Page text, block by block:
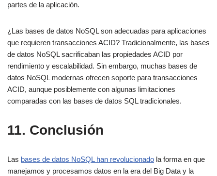
partes de la aplicación.
¿Las bases de datos NoSQL son adecuadas para aplicaciones
que requieren transacciones ACID? Tradicionalmente, las bases
de datos NoSQL sacrificaban las propiedades ACID por
rendimiento y escalabilidad. Sin embargo, muchas bases de
datos NoSQL modernas ofrecen soporte para transacciones
ACID, aunque posiblemente con algunas limitaciones
comparadas con las bases de datos SQL tradicionales.
11. Conclusión
Las bases de datos NoSQL han revolucionado la forma en que
manejamos y procesamos datos en la era del Big Data y la